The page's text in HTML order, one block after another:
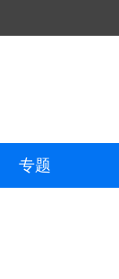
专题